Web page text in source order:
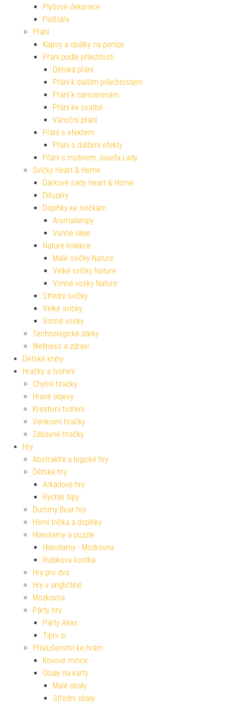
Plyšové dekorace
Polštáře
Přání
Kapsy a obálky na peníze
Přání podle příležitosti
Dětská přání
Přání k dalším příležitostem
Přání k narozeninám
Přání ke svatbě
Vánoční přání
Přání s efektem
Přání s dalšími efekty
Přání s motivem Josefa Lady
Svíčky Heart & Home
Dárkové sady Heart & Home
Difuzéry
Doplňky ke svíčkám
Aromalampy
Vonné oleje
Nature kolekce
Malé svíčky Nature
Velké svíčky Nature
Vonné vosky Nature
Střední svíčky
Velké svíčky
Vonné vosky
Technologické dárky
Wellness a zdraví
Dětské knihy
Hračky a tvoření
Chytré hračky
Hravé objevy
Kreativní tvoření
Venkovní hračky
Zábavné hračky
Hry
Abstraktní a logické hry
Dětské hry
Arkádové hry
Rychlé šípy
Dummy Bear hry
Herní trička a doplňky
Hlavolamy a puzzle
Hlavolamy - Mozkovna
Rubikova kostka
Hry pro dva
Hry v angličtině
Mozkovna
Párty hry
Párty Alias
Tipni si
Příslušenství ke hrám
Kovové mince
Obaly na karty
Malé obaly
Střední obaly